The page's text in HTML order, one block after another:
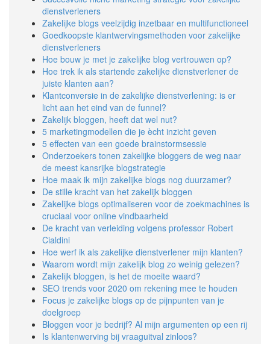
dienstverleners
Zakelijke blogs veelzijdig inzetbaar en multifunctioneel
Goedkoopste klantwervingsmethoden voor zakelijke
dienstverleners
Hoe bouw je met je zakelijke blog vertrouwen op?
Hoe trek ik als startende zakelijke dienstverlener de
juiste klanten aan?
Klantconversie in de zakelijke dienstverlening: is er
licht aan het eind van de funnel?
Zakelijk bloggen, heeft dat wel nut?
5 marketingmodellen die je ècht inzicht geven
5 effecten van een goede brainstormsessie
Onderzoekers tonen zakelijke bloggers de weg naar
de meest kansrijke blogstrategie
Hoe maak ik mijn zakelijke blogs nog duurzamer?
De stille kracht van het zakelijk bloggen
Zakelijke blogs optimaliseren voor de zoekmachines is
cruciaal voor online vindbaarheid
De kracht van verleiding volgens professor Robert
Cialdini
Hoe werf ik als zakelijke dienstverlener mijn klanten?
Waarom wordt mijn zakelijk blog zo weinig gelezen?
Zakelijk bloggen, is het de moeite waard?
SEO trends voor 2020 om rekening mee te houden
Focus je zakelijke blogs op de pijnpunten van je
doelgroep
Bloggen voor je bedrijf? Al mijn argumenten op een rij
Is klantenwerving bij vraaguitval zinloos?